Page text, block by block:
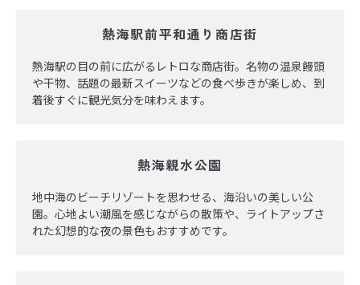
熱海駅前平和通り商店街
熱海駅の目の前に広がるレトロな商店街。名物の温泉饅頭
や干物、話題の最新スイーツなどの食べ歩きが楽しめ、到
着後すぐに観光気分を味わえます。
熱海親水公園
地中海のビーチリゾートを思わせる、海沿いの美しい公
園。心地よい潮風を感じながらの散策や、ライトアップさ
れた幻想的な夜の景色もおすすめです。